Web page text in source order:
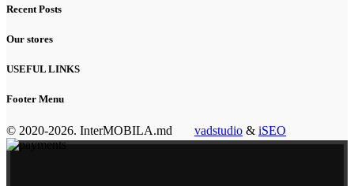
Recent Posts
Our stores
USEFUL LINKS
Footer Menu
© 2020-2026. InterMOBILA.md vadstudio & iSEO